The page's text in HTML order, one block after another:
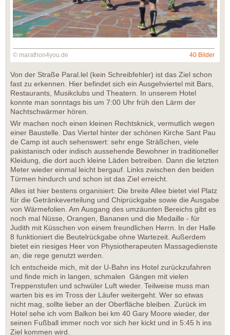
© marathon4you.de 40 Bilder
Von der Straße Paral.lel (kein Schreibfehler) ist das Ziel schon
fast zu erkennen. Hier befindet sich ein Ausgehviertel mit Bars,
Restaurants, Musikclubs und Theatern. In unserem Hotel
konnte man sonntags bis um 7:00 Uhr früh den Lärm der
Nachtschwärmer hören.
Wir machen noch einen kleinen Rechtsknick, vermutlich wegen
einer Baustelle. Das Viertel hinter der schönen Kirche Sant Pau
de Camp ist auch sehenswert: sehr enge Sträßchen, viele
pakistanisch oder indisch aussehende Bewohner in traditioneller
Kleidung, die dort auch kleine Läden betreiben. Dann die letzten
Meter wieder einmal leicht bergauf. Links zwischen den beiden
Türmen hindurch und schon ist das Ziel erreicht.
Alles ist hier bestens organisiert: Die breite Allee bietet viel Platz
für die Getränkeverteilung und Chiprückgabe sowie die Ausgabe
von Wärmefolien. Am Ausgang des umzäunten Bereichs gibt es
noch mal Nüsse, Orangen, Bananen und die Medaille - für
Judith mit Küsschen von einem freundlichen Herrn. In der Halle
8 funktioniert die Beutelrückgabe ohne Wartezeit. Außerdem
bietet ein riesiges Heer von Physiotherapeuten Massagedienste
an, die rege genutzt werden.
Ich entscheide mich, mit der U-Bahn ins Hotel zurückzufahren
und finde mich in langen, schmalen Gängen mit vielen
Treppenstufen und schwüler Luft wieder. Teilweise muss man
warten bis es im Tross der Läufer weitergeht. Wer so etwas
nicht mag, sollte lieber an der Oberfläche bleiben. Zurück im
Hotel sehe ich vom Balkon bei km 40 Gary Moore wieder, der
seinen Fußball immer noch vor sich her kickt und in 5:45 h ins
Ziel kommen wird.